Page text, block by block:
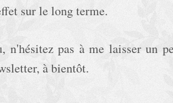
sur le long terme.
n'hésitez pas à me laisser un
à bientôt.